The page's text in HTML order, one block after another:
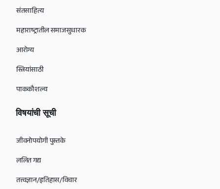
संतसाहित्य
महाराष्ट्रातील समाजसुधारक
आरोग्य
स्त्रियांसाठी
पाककौशल्य
विषयांची सूची
जीवनोपयोगी पुस्तके
ललित गद्य
तत्त्वज्ञान/इतिहास/विचार